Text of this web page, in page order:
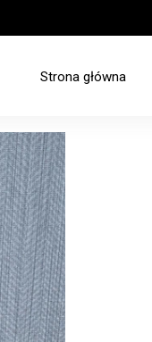
Strona główna